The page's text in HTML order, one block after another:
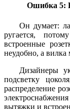
Ошибка 5:
Он думает:
ругается,
встроенные
неудобно, а вилка
Дизайнеры
подсветку
распределение
вытяжки и